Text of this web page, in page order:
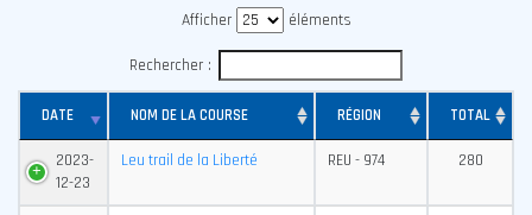
Afficher éléments
Rechercher :
DATE NOM DE LA COURSE RÉGION TOTAL
2023-
12-23
Leu trail de la Liberté REU - 974 280